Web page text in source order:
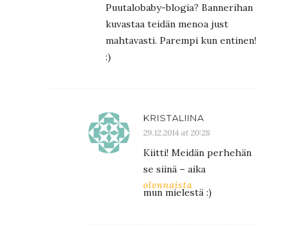
Puutalobaby-blogia? Bannerihan
kuvastaa teidän menoa just
mahtavasti. Parempi kun entinen!
:)
KRISTALIINA
29.12.2014 at 20:28
Kiitti! Meidän perhehän
se siinä – aika
olennaista
mun mielestä :)